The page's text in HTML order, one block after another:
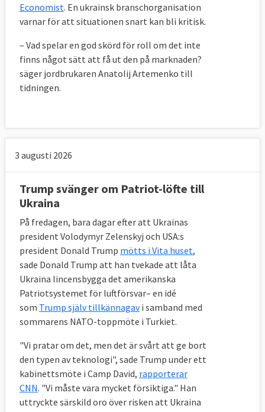
Economist. En ukrainsk branschorganisation
varnar för att situationen snart kan bli kritisk.
– Vad spelar en god skörd för roll om det inte
finns något sätt att få ut den på marknaden?
säger jordbrukaren Anatolij Artemenko till
tidningen.
3 augusti 2026
Trump svänger om Patriot-löfte till
Ukraina
På fredagen, bara dagar efter att Ukrainas
president Volodymyr Zelenskyj och USA:s
president Donald Trump mötts i Vita huset,
sade Donald Trump att han tvekade att låta
Ukraina lincensbygga det amerikanska
Patriotsystemet för luftförsvar– en idé
som Trump själv tillkännagavi samband med
sommarens NATO-toppmöte i Turkiet.
"Vi pratar om det, men det är svårt att ge bort
den typen av teknologi", sade Trump under ett
kabinettsmöte i Camp David, rapporterar
CNN. "Vi måste vara mycket försiktiga." Han
uttryckte särskild oro över risken att Ukraina